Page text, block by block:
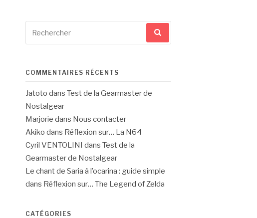
pour
COMMENTAIRES RÉCENTS
Jatoto dans Test de la Gearmaster de
Nostalgear
Marjorie dans Nous contacter
Akiko dans Réflexion sur… La N64
Cyril VENTOLINI dans Test de la
Gearmaster de Nostalgear
Le chant de Saria à l’ocarina : guide simple
dans Réflexion sur… The Legend of Zelda
CATÉGORIES